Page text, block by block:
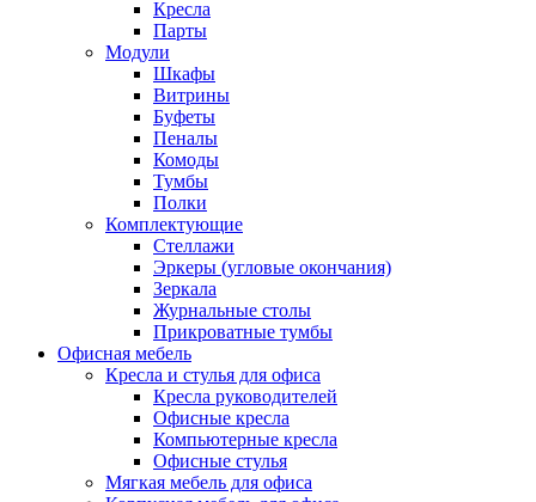
Кресла
Парты
Модули
Шкафы
Витрины
Буфеты
Пеналы
Комоды
Тумбы
Полки
Комплектующие
Стеллажи
Эркеры (угловые окончания)
Зеркала
Журнальные столы
Прикроватные тумбы
Офисная мебель
Кресла и стулья для офиса
Кресла руководителей
Офисные кресла
Компьютерные кресла
Офисные стулья
Мягкая мебель для офиса